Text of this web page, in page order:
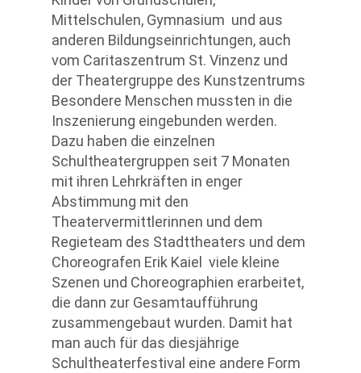
Mittelschulen, Gymnasium und aus
anderen Bildungseinrichtungen, auch
vom Caritaszentrum St. Vinzenz und
der Theatergruppe des Kunstzentrums
Besondere Menschen mussten in die
Inszenierung eingebunden werden.
Dazu haben die einzelnen
Schultheatergruppen seit 7 Monaten
mit ihren Lehrkräften in enger
Abstimmung mit den
Theatervermittlerinnen und dem
Regieteam des Stadttheaters und dem
Choreografen Erik Kaiel viele kleine
Szenen und Choreographien erarbeitet,
die dann zur Gesamtaufführung
zusammengebaut wurden. Damit hat
man auch für das diesjährige
Schultheaterfestival eine andere Form